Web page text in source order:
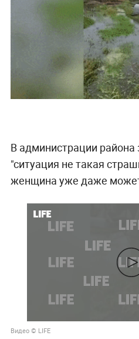
В администрации района
"ситуация не такая
женщина уже даже может
Видео © LIFE